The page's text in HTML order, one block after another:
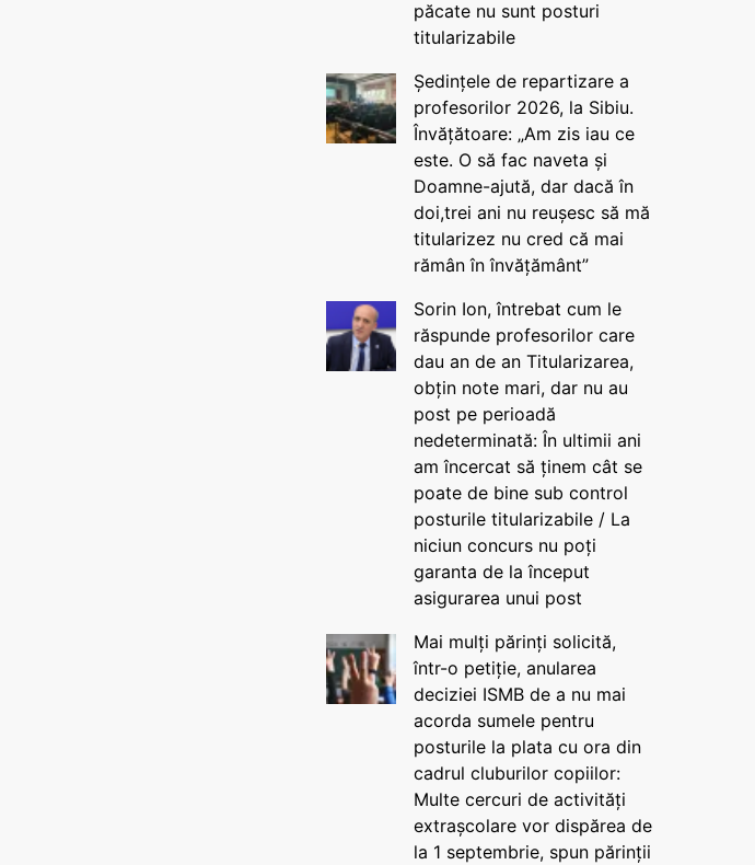
păcate nu sunt posturi
titularizabile
Ședințele de repartizare a
profesorilor 2026, la Sibiu.
Învățătoare: „Am zis iau ce
este. O să fac naveta și
Doamne-ajută, dar dacă în
doi,trei ani nu reușesc să mă
titularizez nu cred că mai
rămân în învățământ”
Sorin Ion, întrebat cum le
răspunde profesorilor care
dau an de an Titularizarea,
obțin note mari, dar nu au
post pe perioadă
nedeterminată: În ultimii ani
am încercat să ținem cât se
poate de bine sub control
posturile titularizabile / La
niciun concurs nu poți
garanta de la început
asigurarea unui post
Mai mulți părinți solicită,
într-o petiție, anularea
deciziei ISMB de a nu mai
acorda sumele pentru
posturile la plata cu ora din
cadrul cluburilor copiilor:
Multe cercuri de activități
extrașcolare vor dispărea de
la 1 septembrie, spun părinții